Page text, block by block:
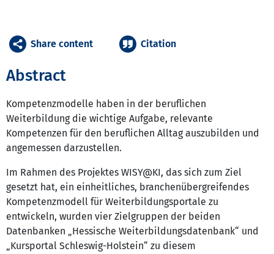
Abstract
Kompetenzmodelle haben in der beruflichen
Weiterbildung die wichtige Aufgabe, relevante
Kompetenzen für den beruflichen Alltag auszubilden und
angemessen darzustellen.
Im Rahmen des Projektes WISY@KI, das sich zum Ziel
gesetzt hat, ein einheitliches, branchenübergreifendes
Kompetenzmodell für Weiterbildungsportale zu
entwickeln, wurden vier Zielgruppen der beiden
Datenbanken „Hessische Weiterbildungsdatenbank“ und
„Kursportal Schleswig-Holstein“ zu diesem
Share content Citation